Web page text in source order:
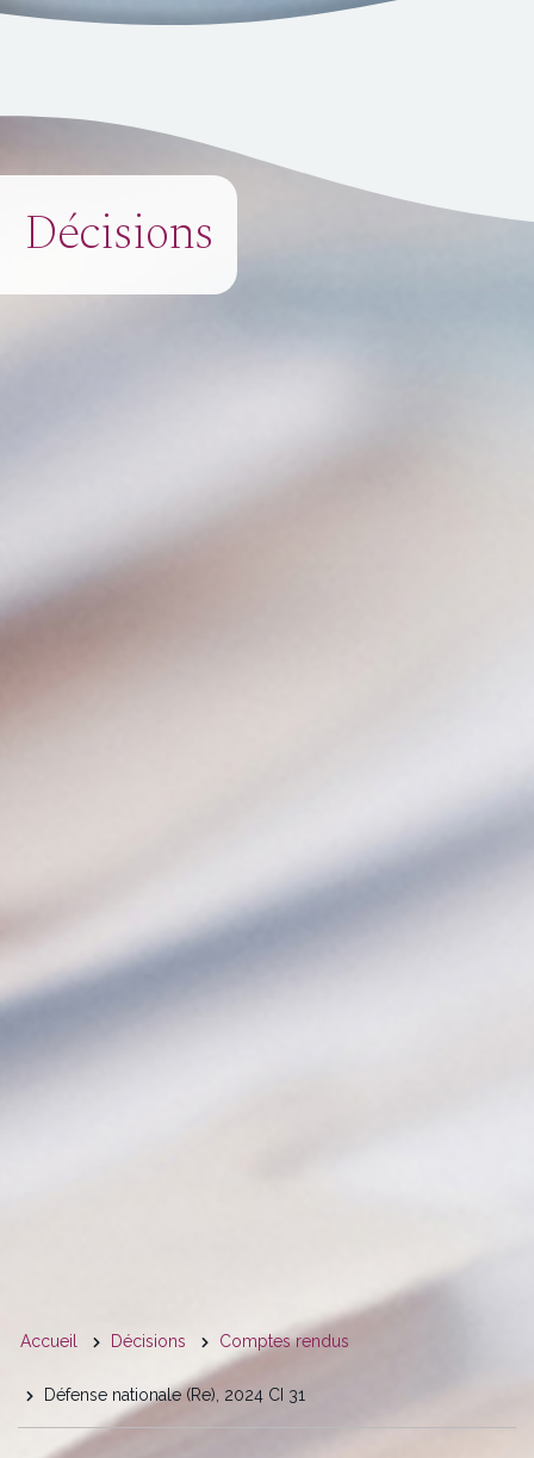
Décisions
You
are
here
Accueil Décisions Comptes rendus
Défense nationale (Re), 2024 CI 31